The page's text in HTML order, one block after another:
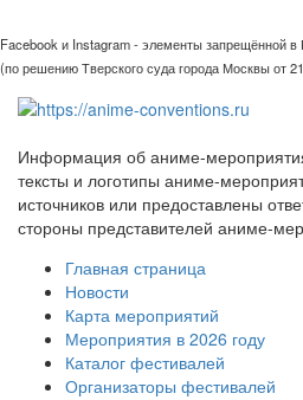
Facebook и Instagram - элементы запрещённой в
(по решению Тверского суда города Москвы от
Информация об аниме-
тексты и логотипы аниме-
источников или предоставлены
стороны представителей аниме-
Главная страница
Новости
Карта мероприятий
Мероприятия в 2026 году
Каталог фестивалей
Организаторы фестивалей